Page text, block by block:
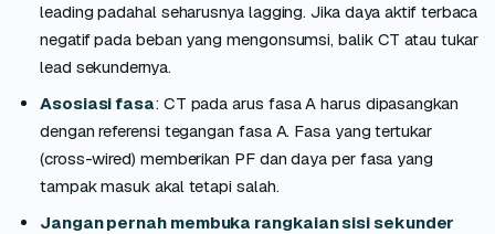
leading padahal seharusnya lagging. Jika daya aktif terbaca
negatif pada beban yang mengonsumsi, balik CT atau tukar
lead sekundernya.
Asosiasi fasa: CT pada arus fasa A harus dipasangkan
dengan referensi tegangan fasa A. Fasa yang tertukar
(cross-wired) memberikan PF dan daya per fasa yang
tampak masuk akal tetapi salah.
Jangan pernah membuka rangkaian sisi sekunder